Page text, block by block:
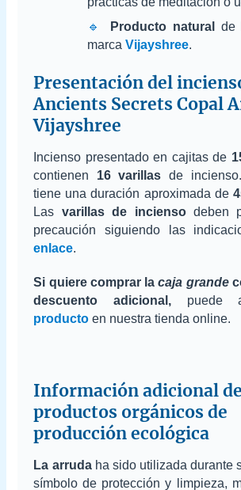
🔹
Producto natural
de
marcaVijayshree.
Presentación del
Ancients Secrets Copal
Vijayshree
Incienso presentado en cajitas de
contienen 16 varillas de
tiene una duración aproximada de
Las varillas de inciensodeben
precaución siguiendo las
enlace.
Si quiere comprar lacaja grande
descuento adicional,puede
producto en nuestra tienda online.
Información adicional
productos orgánicos de
producción ecológica
La arrudaha sido utilizada durante
símbolo de protección y limpieza,